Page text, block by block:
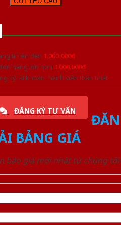
trí lên đến 1.000.000đ
hàng lớn hơn 3.000.000đ
ký tài khoản thành viên thân thiết
ĐĂNG KÝ TƯ VẤN
BẢNG GIÁ
báo giá mới nhất từ chúng tôi